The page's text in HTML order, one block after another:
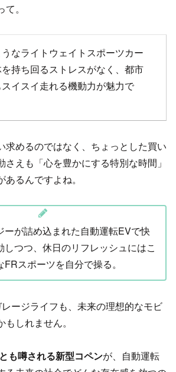
。
なライトウェイトスポーツカー
持ち回るストレスがなく、都市
イスイ走れる機動力が魅力で
求めるのではなく、ちょっとした買い
えも「心を豊かにする特別な時間」
るんですよね。
ーが詰め込まれた自動運転EVで快
しつつ、休日のリフレッシュにはこ
スポーツを自分で操る。
ージライフも、未来の理想的なモビ
しれません。
も噂される新型コペンが、自動運転